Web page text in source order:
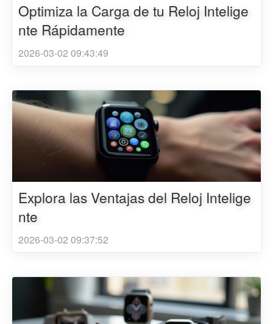
Optimiza la Carga de tu Reloj Intelige
nte Rápidamente
2026-03-02 09:43:49
Explora las Ventajas del Reloj Intelige
nte
2026-03-02 09:37:52